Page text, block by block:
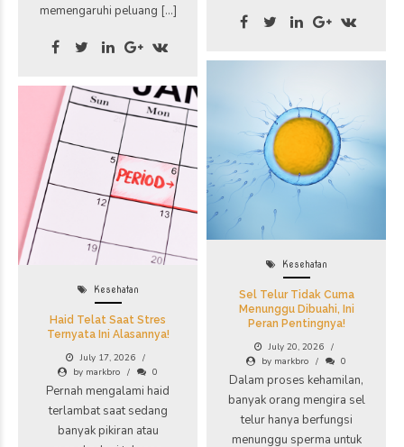
memengaruhi peluang […]
Kesehatan
Sel Telur Tidak Cuma
Menunggu Dibuahi, Ini
Peran Pentingnya!
July 20, 2026
by markbro
0
Dalam proses kehamilan,
banyak orang mengira sel
telur hanya berfungsi
menunggu sperma untuk
Kesehatan
Haid Telat Saat Stres
Ternyata Ini Alasannya!
July 17, 2026
by markbro
0
Pernah mengalami haid
terlambat saat sedang
banyak pikiran atau